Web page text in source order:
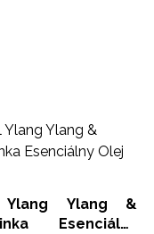
Ylang Ylang &
Esenciálny